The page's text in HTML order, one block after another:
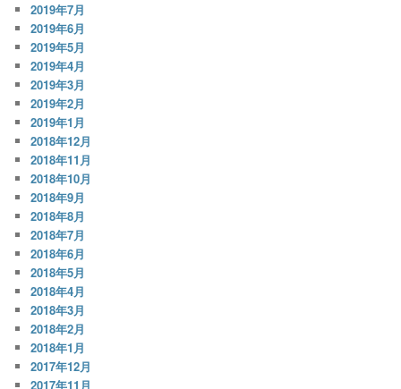
2019年7月
2019年6月
2019年5月
2019年4月
2019年3月
2019年2月
2019年1月
2018年12月
2018年11月
2018年10月
2018年9月
2018年8月
2018年7月
2018年6月
2018年5月
2018年4月
2018年3月
2018年2月
2018年1月
2017年12月
2017年11月